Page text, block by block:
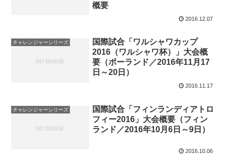
概要
2016.12.07
チャレンジャーシリーズ
国際試合「ワルシャワカップ
2016（ワルシャワ杯）」大会概
要（ポーランド／2016年11月17
日～20日）
2016.11.17
チャレンジャーシリーズ
国際試合「フィンランディアトロ
フィー2016」大会概要（フィン
ランド／2016年10月6日～9日）
2016.10.06